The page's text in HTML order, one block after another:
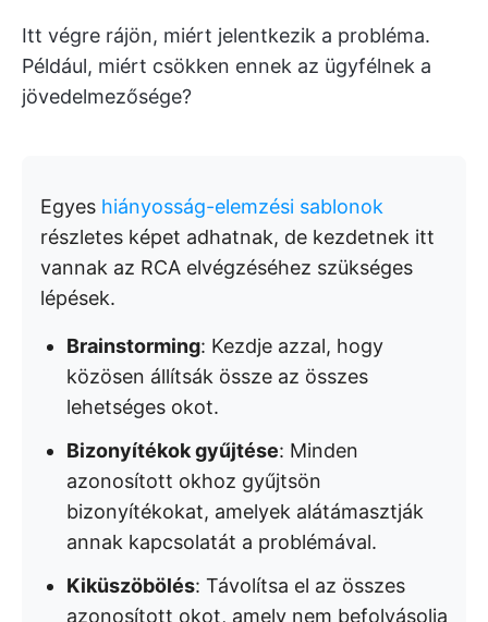
Itt végre rájön, miért jelentkezik a probléma.
Például, miért csökken ennek az ügyfélnek a
jövedelmezősége?
Egyes hiányosság-elemzési sablonok
részletes képet adhatnak, de kezdetnek itt
vannak az RCA elvégzéséhez szükséges
lépések.
Brainstorming: Kezdje azzal, hogy
közösen állítsák össze az összes
lehetséges okot.
Bizonyítékok gyűjtése: Minden
azonosított okhoz gyűjtsön
bizonyítékokat, amelyek alátámasztják
annak kapcsolatát a problémával.
Kiküszöbölés: Távolítsa el az összes
azonosított okot, amely nem befolyásolja